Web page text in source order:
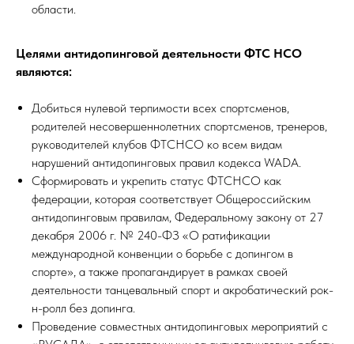
области.
Целями антидопинговой деятельности ФТС НСО
являются:
Добиться нулевой терпимости всех спортсменов,
родителей несовершеннолетних спортсменов, тренеров,
руководителей клубов ФТСНСО ко всем видам
нарушений антидопинговых правил кодекса WADA.
Сформировать и укрепить статус ФТСНСО как
федерации, которая соответствует Общероссийским
антидопинговым правилам, Федеральному закону от 27
декабря 2006 г. № 240-ФЗ «О ратификации
международной конвенции о борьбе с допингом в
спорте», а также пропагандирует в рамках своей
деятельности танцевальный спорт и акробатический рок-
н-ролл без допинга.
Проведение совместных антидопинговых мероприятий с